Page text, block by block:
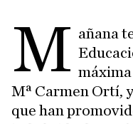
M añana
Mª Carmen Ortí,
que han